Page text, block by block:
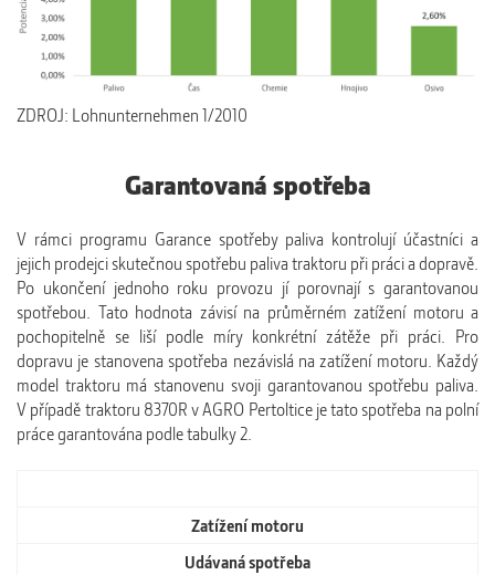
ZDROJ: Lohnunternehmen 1/2010
Garantovaná spotřeba
V rámci programu Garance spotřeby paliva kontrolují účastníci a
jejich prodejci skutečnou spotřebu paliva traktoru při práci a dopravě.
Po ukončení jednoho roku provozu jí porovnají s garantovanou
spotřebou. Tato hodnota závisí na průměrném zatížení motoru a
pochopitelně se liší podle míry konkrétní zátěže při práci. Pro
dopravu je stanovena spotřeba nezávislá na zatížení motoru. Každý
model traktoru má stanovenu svoji garantovanou spotřebu paliva.
V případě traktoru 8370R v AGRO Pertoltice je tato spotřeba na polní
práce garantována podle tabulky 2.
Zatížení motoru
Udávaná spotřeba